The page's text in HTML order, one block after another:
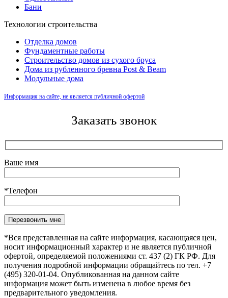
Бани
Технологии строительства
Отделка домов
Фундаментные работы
Строительство домов из сухого бруса
Дома из рубленного бревна Post & Beam
Модульные дома
Информация на сайте, не является публичной офертой
Заказать звонок
Ваше имя
*Телефон
Оставьте это поле пустым.
*Вся представленная на сайте информация, касающаяся цен,
носит информационный характер и не является публичной
офертой, определяемой положениями ст. 437 (2) ГК РФ. Для
получения подробной информации обращайтесь по тел. +7
(495) 320-01-04. Опубликованная на данном сайте
информация может быть изменена в любое время без
предварительного уведомления.